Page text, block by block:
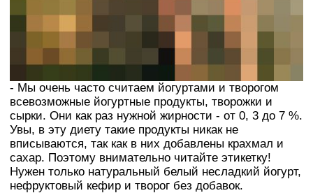
- Мы очень часто считаем йогуртами и творогом
всевозможные йогуртные продукты, творожки и
сырки. Они как раз нужной жирности - от 0, 3 до 7 %.
Увы, в эту диету такие продукты никак не
вписываются, так как в них добавлены крахмал и
сахар. Поэтому внимательно читайте этикетку!
Нужен только натуральный белый несладкий йогурт,
нефруктовый кефир и творог без добавок.